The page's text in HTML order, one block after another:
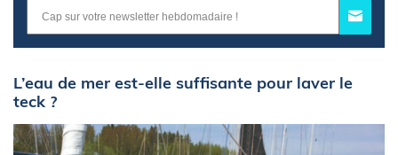
L’eau de mer est-elle suffisante pour laver le
teck ?